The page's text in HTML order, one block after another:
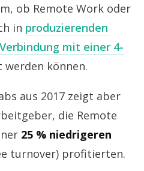
ob Remote Work oder
in produzierenden
mit einer 4-
werden können.
aus 2017 zeigt aber
die Remote
25 % niedrigeren
turnover) profitierten.